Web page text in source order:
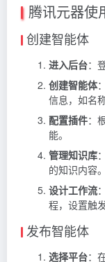
腾讯元器使
创建智能体
进入后台：
创建智能体
信息，如名
配置插件：
能。
管理知识库
的知识内容。
设计工作流
程，设置触
发布智能体
选择平台：